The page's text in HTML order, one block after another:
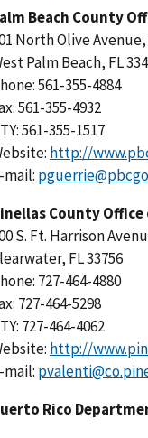
Beach County
North Olive
Palm Beach, FL
561-355-4884
561-355-4932
561-355-1517
http://
mail:
County
S. Ft. Harrison
FL 33756
727-464-4880
727-464-5298
727-464-4062
http://
mail:
Rico